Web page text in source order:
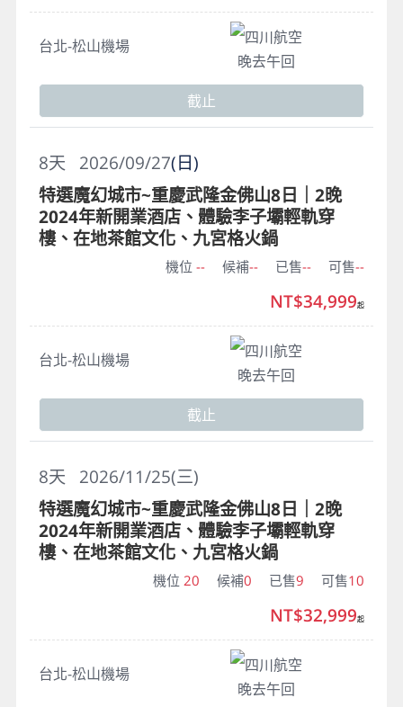
台北-松山機場
四川航空
晚去午回
截止
2026/09/27(日)
8天
特選魔幻城市~重慶武隆金佛山8日｜2晚
2024年新開業酒店、體驗李子壩輕軌穿
樓、在地茶館文化、九宮格火鍋
機位 -- 候補-- 已售-- 可售--
台北-松山機場
四川航空
晚去午回
NT$34,999起
截止
2026/11/25(三)
8天
特選魔幻城市~重慶武隆金佛山8日｜2晚
2024年新開業酒店、體驗李子壩輕軌穿
樓、在地茶館文化、九宮格火鍋
機位 20 候補0 已售9 可售10
台北-松山機場
四川航空
晚去午回
NT$32,999起